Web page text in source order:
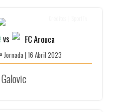
vs FC Arouca
Jornada | 16 Abril 2023